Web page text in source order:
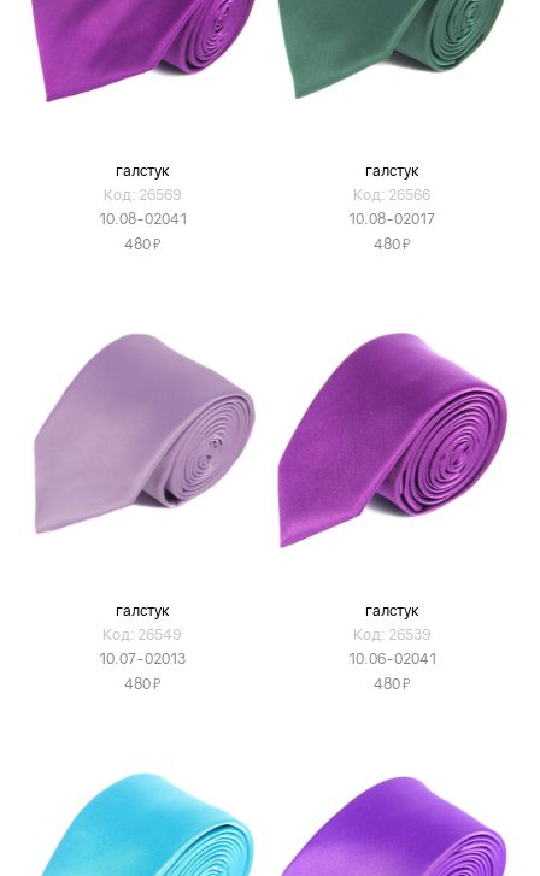
галстук
Код: 26569
10.08-02041
480Я
галстук
Код: 26566
10.08-02017
480Я
галстук
Код: 26549
10.07-02013
480Я
галстук
Код: 26539
10.06-02041
480Я